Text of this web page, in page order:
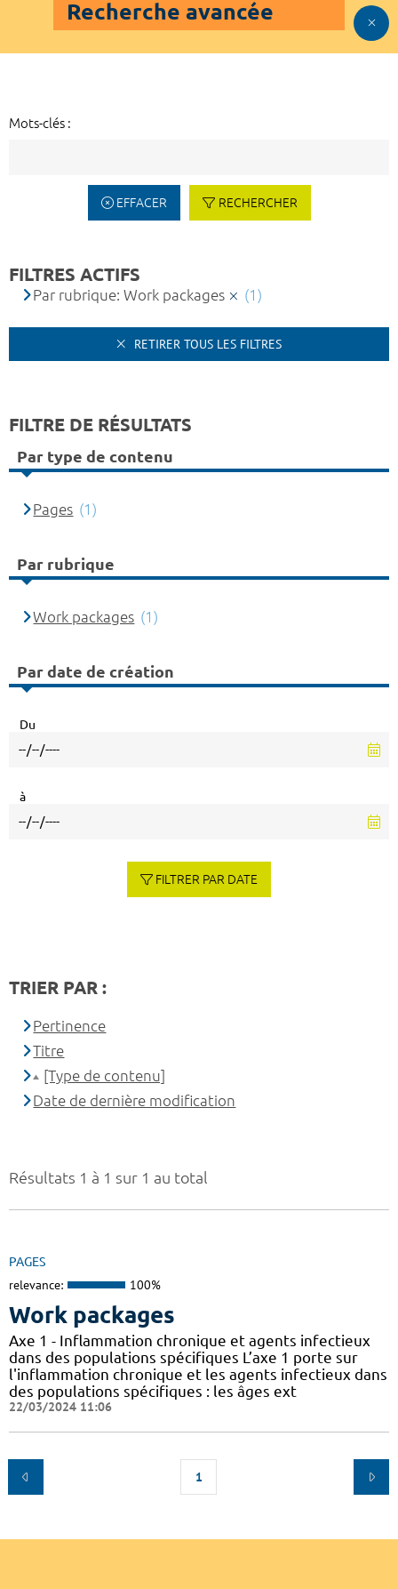
Recherche avancée
Mots-clés :
EFFACER RECHERCHER
Résultats 1 à 1 sur 1 au total
PAGES
relevance: 100%
Work packages
Axe 1 - Inflammation chronique et agents infectieux
dans des populations spécifiques L’axe 1 porte sur
l'inflammation chronique et les agents infectieux dans
des populations spécifiques : les âges ext
22/03/2024 11:06
1
FILTRES ACTIFS
Par rubrique: Work packages (1)
RETIRER TOUS LES FILTRES
FILTRE DE RÉSULTATS
Par type de contenu
Pages (1)
Par rubrique
Work packages (1)
Par date de création
Du
à
FILTRER PAR DATE
TRIER PAR :
Pertinence
Titre
[Type de contenu]
Date de dernière modification